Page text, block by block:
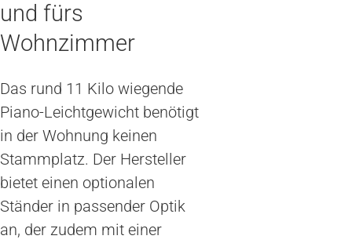
und fürs
Wohnzimmer
Das rund 11 Kilo wiegende
Piano-Leichtgewicht benötigt
in der Wohnung keinen
Stammplatz. Der Hersteller
bietet einen optionalen
Ständer in passender Optik
an, der zudem mit einer